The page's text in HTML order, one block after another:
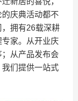
庆典活动都不
拥有26载深耕
家。从开业庆
从产品发布会
们提供一站式